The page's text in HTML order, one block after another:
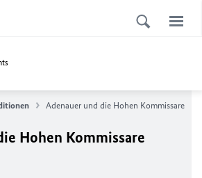
Adenauer und die Hohen Kommissare
Hohen Kommissare